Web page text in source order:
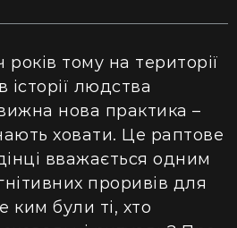
років тому на території
людства
нова практика –
ховати. Це раптове
вважається одним
проривів для
ким були ті, хто